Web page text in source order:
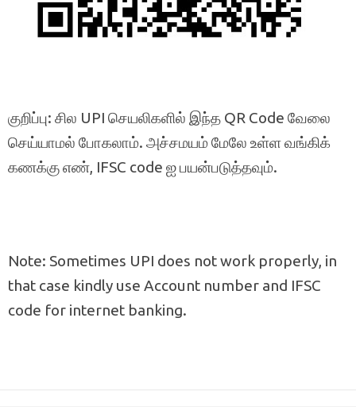
குறிப்பு: சில UPI செயலிகளில் இந்த QR Code வேலை
செய்யாமல் போகலாம். அச்சமயம் மேலே உள்ள வங்கிக்
கணக்கு எண், IFSC code ஐ பயன்படுத்தவும்.
Note: Sometimes UPI does not work properly, in
that case kindly use Account number and IFSC
code for internet banking.